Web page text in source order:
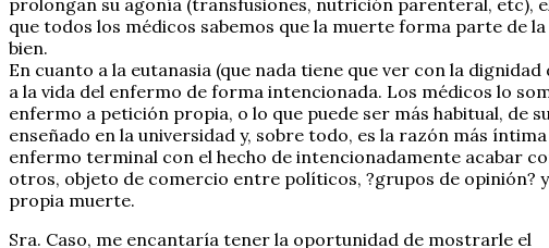
que todos los médicos sabemos que la muerte forma parte de
bien.
En cuanto a la eutanasia (que nada tiene que ver con la
a la vida del enfermo de forma intencionada. Los médicos lo
enfermo a petición propia, o lo que puede ser más habitual, de
enseñado en la universidad y, sobre todo, es la razón más
enfermo terminal con el hecho de intencionadamente acabar
otros, objeto de comercio entre políticos, ?grupos de opinión?
propia muerte.
Sra. Caso, me encantaría tener la oportunidad de mostrarle el